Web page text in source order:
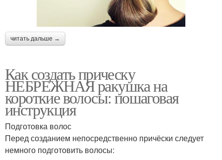
читать дальше →
Как создать прическу
НЕБРЕЖНАЯ ракушка на
короткие волосы: пошаговая
инструкция
Подготовка волос
Перед созданием непосредственно причёски следует
немного подготовить волосы: